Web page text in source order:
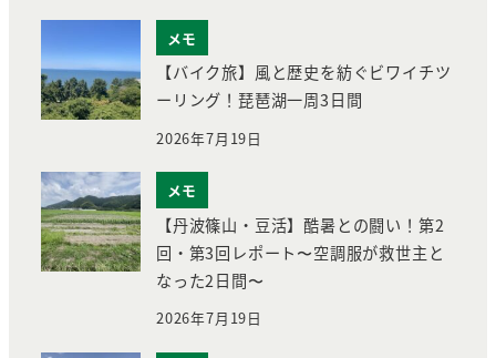
メモ
【バイク旅】風と歴史を紡ぐビワイチツ
ーリング！琵琶湖一周3日間
2026年7月19日
メモ
【丹波篠山・豆活】酷暑との闘い！第2
回・第3回レポート〜空調服が救世主と
なった2日間〜
2026年7月19日